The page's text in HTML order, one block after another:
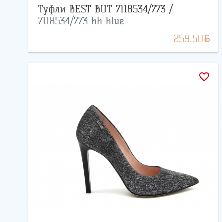
Туфли BEST BUT 7118534/773 /
7118534/773 hb blue
259.50BYN
favorite_border